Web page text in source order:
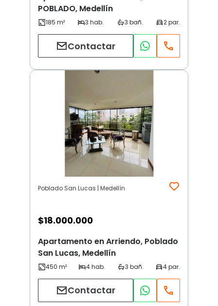
POBLADO, Medellín
Contactar
Poblado San Lucas | Medellín
$18.000.000
Apartamento en Arriendo, Poblado
San Lucas, Medellín
Contactar